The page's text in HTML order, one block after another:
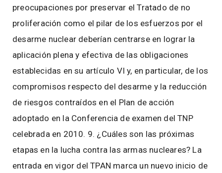
preocupaciones por preservar el Tratado de no
proliferación como el pilar de los esfuerzos por el
desarme nuclear deberían centrarse en lograr la
aplicación plena y efectiva de las obligaciones
establecidas en su artículo VI y, en particular, de los
compromisos respecto del desarme y la reducción
de riesgos contraídos en el Plan de acción
adoptado en la Conferencia de examen del TNP
celebrada en 2010. 9. ¿Cuáles son las próximas
etapas en la lucha contra las armas nucleares? La
entrada en vigor del TPAN marca un nuevo inicio de